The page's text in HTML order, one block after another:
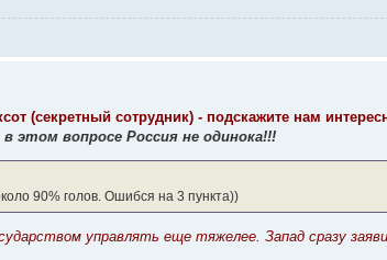
(секретный сотрудник) - подскажите нам
этом вопросе Россия не одинока!!!
90% голов. Ошибся на 3 пункта))
управлять еще тяжелее. Запад сразу